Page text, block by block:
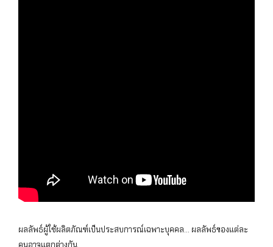
ผลลัพธ์ผู้ใช้ผลิตภัณฑ์เป็นประสบการณ์เฉพาะบุคคล… ผลลัพธ์ของแต่ละ